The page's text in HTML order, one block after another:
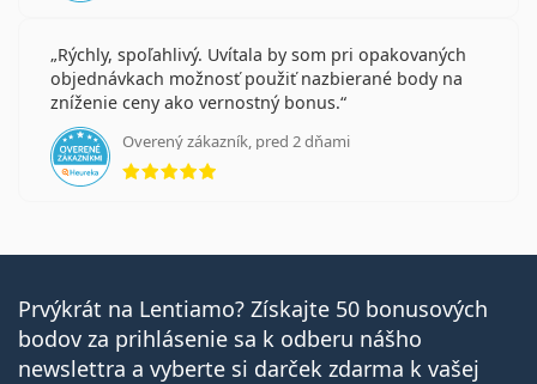
Rýchly, spoľahlivý. Uvítala by som pri opakovaných
objednávkach možnosť použiť nazbierané body na
zníženie ceny ako vernostný bonus.
Overený zákazník, pred 2 dňami
hodnotenie 5 z 5
Prvýkrát na Lentiamo? Získajte 50 bonusových
bodov za prihlásenie sa k odberu nášho
newslettra a vyberte si darček zdarma k vašej